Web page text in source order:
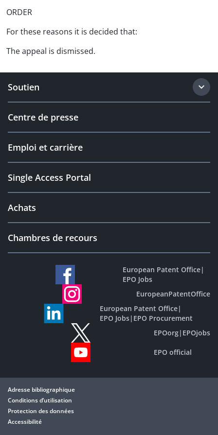
ORDER
For these reasons it is decided that:
The appeal is dismissed.
Soutien
Centre de presse
Emploi et carrière
Single Access Portal
Achats
Chambres de recours
European Patent Office|
EPO Jobs
EuropeanPatentOffice
European Patent Office|
EPO Jobs| EPO Procurement
EPOorg| EPOjobs
EPO official
Adresse bibliographique
Conditions d’utilisation
Protection des données
Accessibilité